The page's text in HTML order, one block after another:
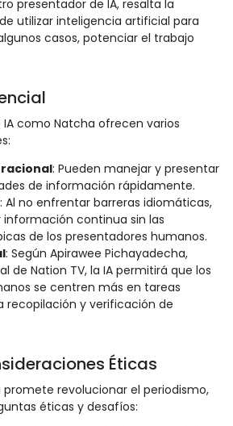
presentador de IA, resalta la
utilizar inteligencia artificial para
casos, potenciar el trabajo
IA como Natcha ofrecen varios
: Pueden manejar y presentar
de información rápidamente.
: Al no enfrentar barreras idiomáticas,
continua sin las
de los presentadores humanos.
: Según Apirawee Pichayadecha,
de Nation TV, la IA permitirá que los
se centren más en tareas
recopilación y verificación de
Éticas
revolucionar el periodismo,
éticas y desafíos: